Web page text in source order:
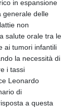
in espansione
generale delle
non
salute orale tra le
ai tumori infantili
la necessità di
i tassi
Leonardo
di
a questa